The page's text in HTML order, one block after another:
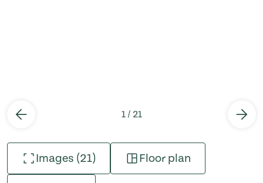
1 / 21
Images (21) Floor plan